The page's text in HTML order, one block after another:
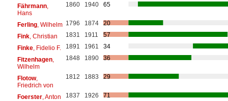
Fährmann,
Hans
1860 1940 65
Ferling, Wilhelm 1796 1874
20
Fink, Christian 1831 1911
57
Finke, Fidelio F. 1891 1961
34
Fitzenhagen,
Wilhelm
1848 1890 36
Flotow,
Friedrich von
1812 1883 29
Foerster, Anton 1837 1926
71